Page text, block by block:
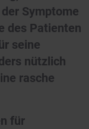
Symptome
des Patienten
seine
nützlich
rasche
für